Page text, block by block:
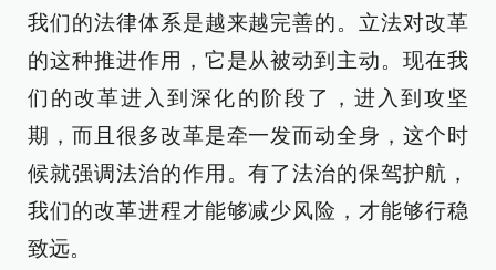
我们的法律体系是越来越完善的。立法对改革
的这种推进作用，它是从被动到主动。现在我
们的改革进入到深化的阶段了，进入到攻坚
期，而且很多改革是牵一发而动全身，这个时
候就强调法治的作用。有了法治的保驾护航，
我们的改革进程才能够减少风险，才能够行稳
致远。